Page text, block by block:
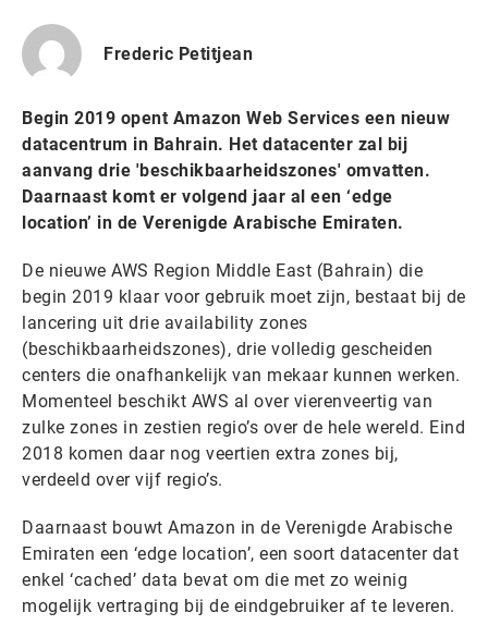
Frederic Petitjean
Begin 2019 opent Amazon Web Services een nieuw
datacentrum in Bahrain. Het datacenter zal bij
aanvang drie 'beschikbaarheidszones' omvatten.
Daarnaast komt er volgend jaar al een ‘edge
location’ in de Verenigde Arabische Emiraten.
De nieuwe AWS Region Middle East (Bahrain) die
begin 2019 klaar voor gebruik moet zijn, bestaat bij de
lancering uit drie availability zones
(beschikbaarheidszones), drie volledig gescheiden
centers die onafhankelijk van mekaar kunnen werken.
Momenteel beschikt AWS al over vierenveertig van
zulke zones in zestien regio’s over de hele wereld. Eind
2018 komen daar nog veertien extra zones bij,
verdeeld over vijf regio’s.
Daarnaast bouwt Amazon in de Verenigde Arabische
Emiraten een ‘edge location’, een soort datacenter dat
enkel ‘cached’ data bevat om die met zo weinig
mogelijk vertraging bij de eindgebruiker af te leveren.